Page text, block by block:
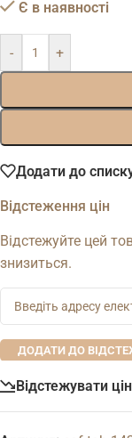
Є в наявності
- +
Додати до
Відстеження цін
Відстежуйте цей
знизиться.
ДОДАТИ ДО
Відстежувати